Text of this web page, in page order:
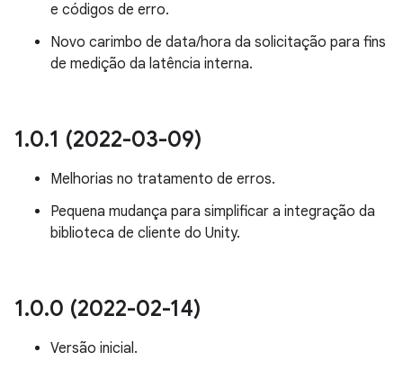
e códigos de erro.
Novo carimbo de data/hora da solicitação para fins
de medição da latência interna.
1.0.1 (2022-03-09)
Melhorias no tratamento de erros.
Pequena mudança para simplificar a integração da
biblioteca de cliente do Unity.
1.0.0 (2022-02-14)
Versão inicial.